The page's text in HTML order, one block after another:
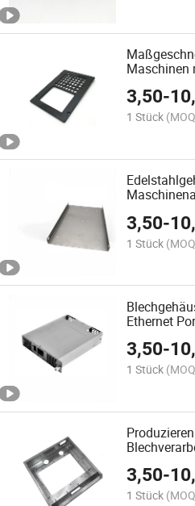
Maschinen
3,50-
1 Stück
3,50-
1 Stück
Ethernet
Schweißen
3,50-
1 Stück
Gehäuse
3,50-
1 Stück